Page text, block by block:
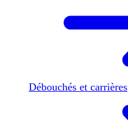
Débouchés et carrières